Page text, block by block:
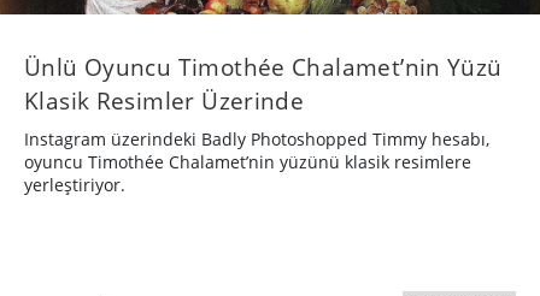
Ünlü Oyuncu Timothée Chalamet’nin Yüzü
Klasik Resimler Üzerinde
Instagram üzerindeki Badly Photoshopped Timmy hesabı,
oyuncu Timothée Chalamet’nin yüzünü klasik resimlere
yerleştiriyor.